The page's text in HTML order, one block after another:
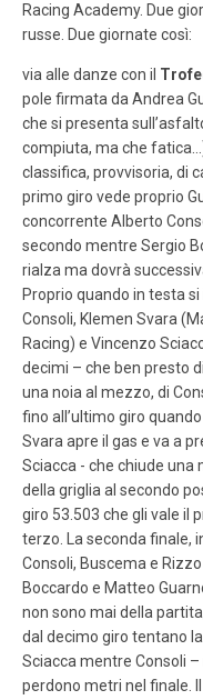
CONTATTI
Racing Academy. Due
russe. Due giornate così:
via alle danze con il
pole firmata da Andrea
che si presenta
compiuta, ma che
classifica, provvisoria, di
primo giro vede proprio
concorrente Alberto
secondo mentre Sergio
rialza ma dovrà
Proprio quando in testa
Consoli, Klemen Svara
Racing) e Vincenzo
decimi – che ben presto
una noia al mezzo, di
fino all’ultimo giro
Svara apre il gas e va a
Sciacca - che chiude una
della griglia al secondo
giro 53.503 che gli vale il
terzo. La seconda finale,
Consoli, Buscema e
Boccardo e Matteo
non sono mai della
dal decimo giro tentano
Sciacca mentre Consoli
perdono metri nel finale.